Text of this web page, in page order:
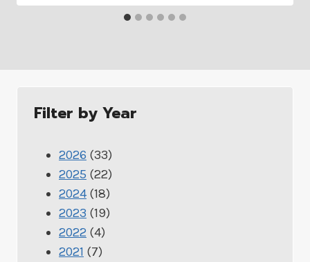
Filter by Year
2026 (33)
2025 (22)
2024 (18)
2023 (19)
2022 (4)
2021 (7)